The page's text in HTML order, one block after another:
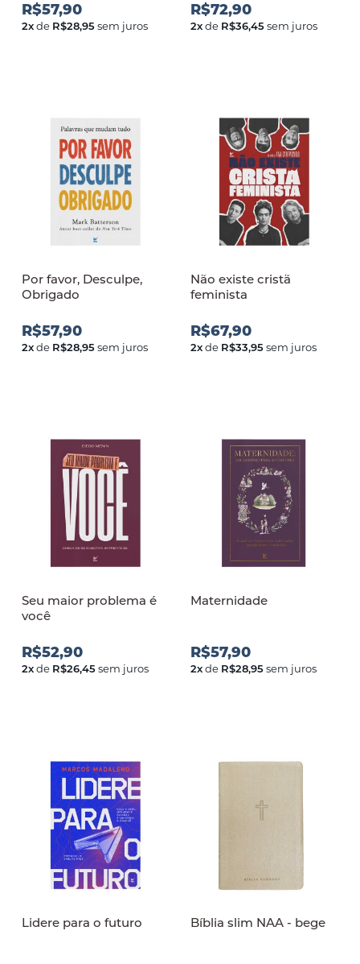
R$57,90
2xde R$28,95sem juros
R$72,90
2xde R$36,45sem juros
Por favor, Desculpe,
Obrigado
R$57,90
2xde R$28,95sem juros
Não existe crist
feminista
R$67,90
2xde R$33,95sem juros
Seu maior problema é
você
R$52,90
2xde R$26,45sem juros
Maternidade
R$57,90
2xde R$28,95sem juros
Lidere para o futuro Bíblia slim NAA - bege